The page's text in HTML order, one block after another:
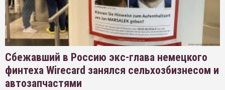
Сбежавший в Россию экс-глава немецкого
финтеха Wirecard занялся сельхозбизнесом и
автозапчастями